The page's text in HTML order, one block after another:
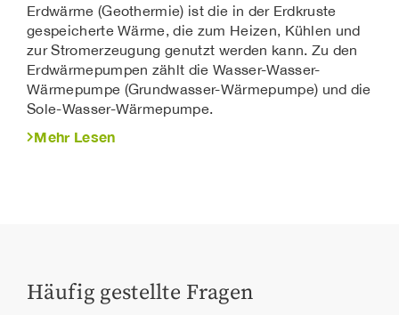
Erdwärme (Geothermie) ist die in der Erdkruste
gespeicherte Wärme, die zum Heizen, Kühlen und
zur Stromerzeugung genutzt werden kann. Zu den
Erdwärmepumpen zählt die Wasser-Wasser-
Wärmepumpe (Grundwasser-Wärmepumpe) und die
Sole-Wasser-Wärmepumpe.
Mehr Lesen
Häufig gestellte Fragen